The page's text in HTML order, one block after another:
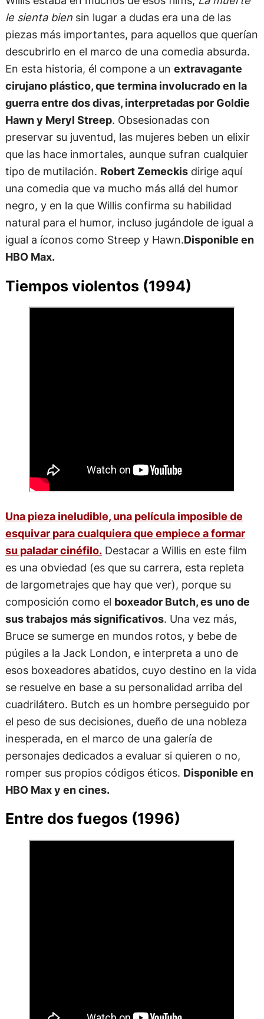
le sienta biensin lugar a dudas era una de las
piezas más importantes, para aquellos que querían
descubrirlo en el marco de una comedia absurda.
En esta historia, él compone a un extravagante
cirujano plástico, que termina involucrado en la
guerra entre dos divas, interpretadas por Goldie
Hawn y Meryl Streep. Obsesionadas con
preservar su juventud, las mujeres beben un elixir
que las hace inmortales, aunque sufran cualquier
tipo de mutilación. Robert Zemeckisdirige aquí
una comedia que va mucho más allá del humor
negro, y en la que Willis confirma su habilidad
natural para el humor, incluso jugándole de igual a
igual a íconos como Streep y Hawn.Disponible en
HBO Max.
Tiempos violentos (1994)
Una pieza ineludible, una película imposible de
esquivar para cualquiera que empiece a formar
su paladar cinéfilo.Destacar a Willis en este film
es una obviedad (es que su carrera, esta repleta
de largometrajes que hay que ver), porque su
composición como el boxeador Butch, es uno de
sus trabajos más significativos. Una vez más,
Bruce se sumerge en mundos rotos, y bebe de
púgiles a la Jack London, e interpreta a uno de
esos boxeadores abatidos, cuyo destino en la vida
se resuelve en base a su personalidad arriba del
cuadrilátero. Butch es un hombre perseguido por
el peso de sus decisiones, dueño de una nobleza
inesperada, en el marco de una galería de
personajes dedicados a evaluar si quieren o no,
romper sus propios códigos éticos. Disponible en
HBO Max y en cines.
Entre dos fuegos (1996)